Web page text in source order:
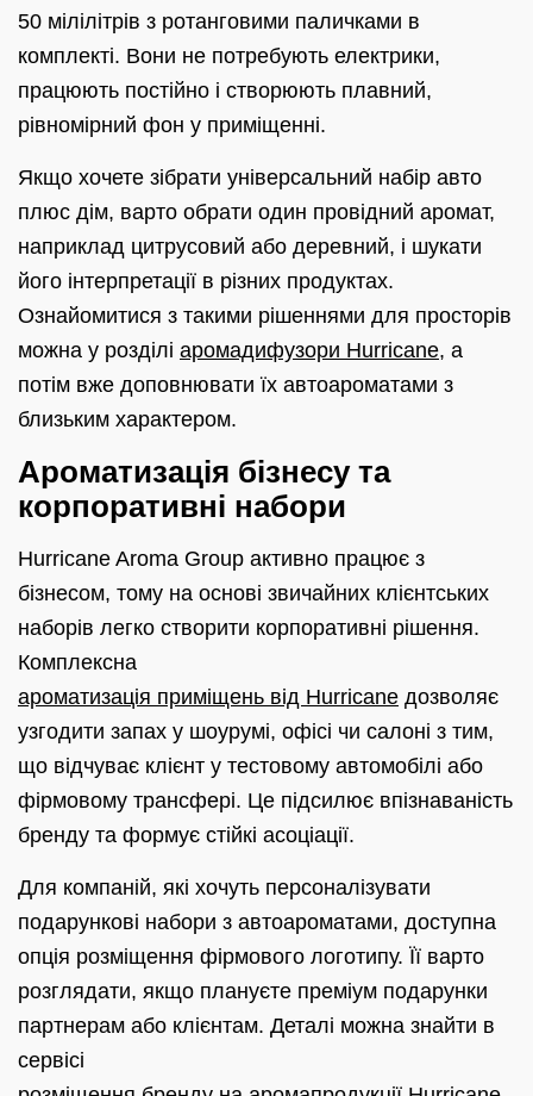
50 мілілітрів з ротанговими паличками в
комплекті. Вони не потребують електрики,
працюють постійно і створюють плавний,
рівномірний фон у приміщенні.
Якщо хочете зібрати універсальний набір авто
плюс дім, варто обрати один провідний аромат,
наприклад цитрусовий або деревний, і шукати
його інтерпретації в різних продуктах.
Ознайомитися з такими рішеннями для просторів
можна у розділі аромадифузори Hurricane, а
потім вже доповнювати їх автоароматами з
близьким характером.
Ароматизація бізнесу та
корпоративні набори
Hurricane Aroma Group активно працює з
бізнесом, тому на основі звичайних клієнтських
наборів легко створити корпоративні рішення.
Комплексна
ароматизація приміщень від Hurricane дозволяє
узгодити запах у шоурумі, офісі чи салоні з тим,
що відчуває клієнт у тестовому автомобілі або
фірмовому трансфері. Це підсилює впізнаваність
бренду та формує стійкі асоціації.
Для компаній, які хочуть персоналізувати
подарункові набори з автоароматами, доступна
опція розміщення фірмового логотипу. Її варто
розглядати, якщо плануєте преміум подарунки
партнерам або клієнтам. Деталі можна знайти в
сервісі